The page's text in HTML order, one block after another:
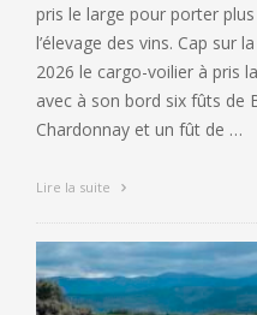
pris le large pour porter
l’élevage des vins. Cap sur
2026 le cargo-voilier à pris
avec à son bord six fûts de
Chardonnay et un fût de …
Lire la suite